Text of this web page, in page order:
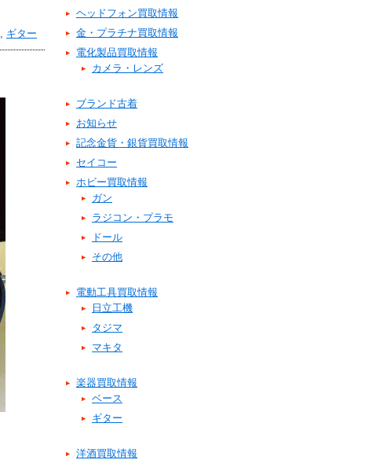
ギター
ヘッドフォン買取情報
金・プラチナ買取情報
電化製品買取情報
カメラ・レンズ
ブランド古着
お知らせ
記念金貨・銀貨買取情報
セイコー
ホビー買取情報
ガン
ラジコン・プラモ
ドール
その他
電動工具買取情報
日立工機
タジマ
マキタ
楽器買取情報
ベース
ギター
洋酒買取情報